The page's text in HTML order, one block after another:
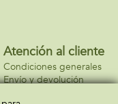
Atención al cliente
Condiciones generales
Envío y devolución